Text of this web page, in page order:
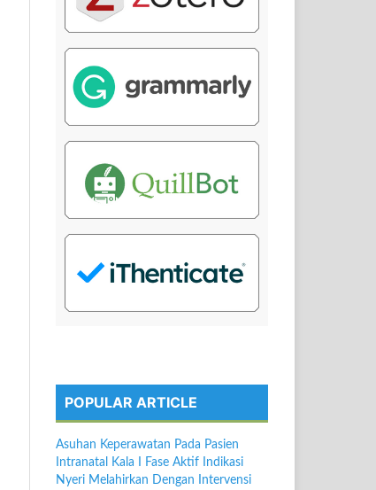
POPULAR ARTICLE
Asuhan Keperawatan Pada Pasien
Intranatal Kala I Fase Aktif Indikasi
Nyeri Melahirkan Dengan Intervensi